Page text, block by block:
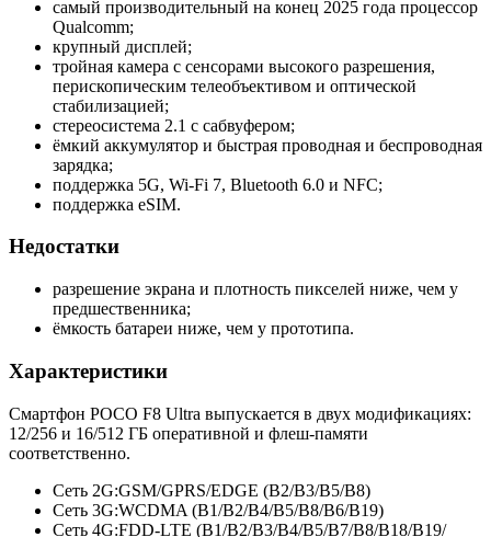
самый производительный на конец 2025 года процессор
Qualcomm;
крупный дисплей;
тройная камера с сенсорами высокого разрешения,
перископическим телеобъективом и оптической
стабилизацией;
стереосистема 2.1 с сабвуфером;
ёмкий аккумулятор и быстрая проводная и беспроводная
зарядка;
поддержка 5G, Wi-Fi 7, Bluetooth 6.0 и NFC;
поддержка eSIM.
Недостатки
разрешение экрана и плотность пикселей ниже, чем у
предшественника;
ёмкость батареи ниже, чем у прототипа.
Характеристики
Смартфон POCO F8 Ultra выпускается в двух модификациях:
12/256 и 16/512 ГБ оперативной и флеш-памяти
соответственно.
Сеть 2G:GSM/GPRS/EDGE (B2/B3/B5/B8)
Сеть 3G:WCDMA (B1/B2/B4/B5/B8/B6/B19)
Сеть 4G:FDD-LTE (B1/B2/B3/B4/B5/B7/B8/B18/B19/